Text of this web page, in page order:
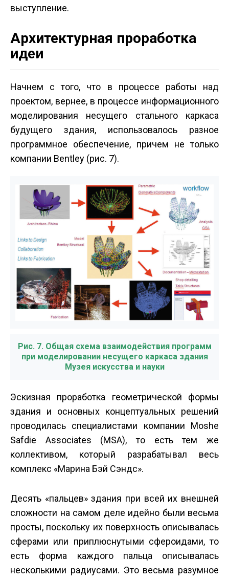
выступление.
Архитектурная проработка
идеи
Начнем с того, что в процессе работы над
проектом, вернее, в процессе информационного
моделирования несущего стального каркаса
будущего здания, использовалось разное
программное обеспечение, причем не только
компании Bentley (рис. 7).
Рис. 7. Общая схема взаимодействия программ
при моделировании несущего каркаса здания
Музея искусства и науки
Эскизная проработка геометрической формы
здания и основных концептуальных решений
проводилась специалистами компании Moshe
Safdie Associates (MSA), то есть тем же
коллективом, который разрабатывал весь
комплекс «Марина Бэй Сэндс».
Десять «пальцев» здания при всей их внешней
сложности на самом деле идейно были весьма
просты, поскольку их поверхность описывалась
сферами или приплюснутыми сфероидами, то
есть форма каждого пальца описывалась
несколькими радиусами. Это весьма разумное